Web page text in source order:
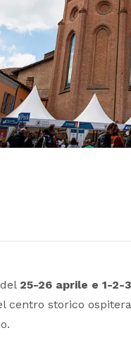
25-26 aprile e 1-2-
centro storico